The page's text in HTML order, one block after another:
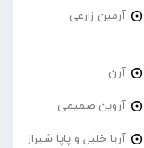
آرمین زارعی
آرن
آروین صمیمی
آریا خلیل و پاپا شیراز